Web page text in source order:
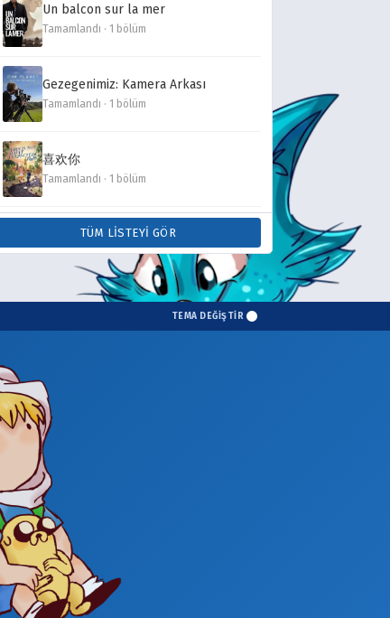
Un balcon sur la mer
Tamamlandı · 1 bölüm
Gezegenimiz: Kamera Arkası
Tamamlandı · 1 bölüm
喜欢你
Tamamlandı · 1 bölüm
TÜM LISTEYI GÖR
TEMA DEĞİŞTİR